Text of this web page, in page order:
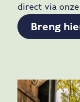
direct via onze
Breng